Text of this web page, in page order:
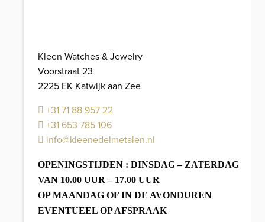
Kleen Watches & Jewelry
Voorstraat 23
2225 EK Katwijk aan Zee
+31 71 88 957 22
+31 653 785 106
info@kleenedelmetalen.nl
OPENINGSTIJDEN : DINSDAG – ZATERDAG
VAN 10.00 UUR – 17.00 UUR
OP MAANDAG OF IN DE AVONDUREN
EVENTUEEL OP AFSPRAAK